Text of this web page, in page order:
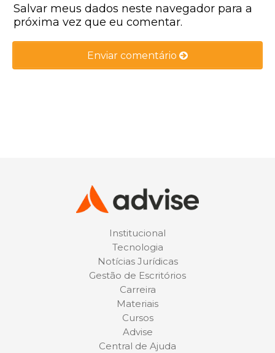
Salvar meus dados neste navegador para a
próxima vez que eu comentar.
Institucional
Tecnologia
Notícias Jurídicas
Gestão de Escritórios
Carreira
Materiais
Cursos
Advise
Central de Ajuda